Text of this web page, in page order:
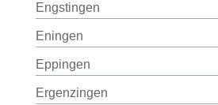
Engstingen
Eningen
Eppingen
Ergenzingen